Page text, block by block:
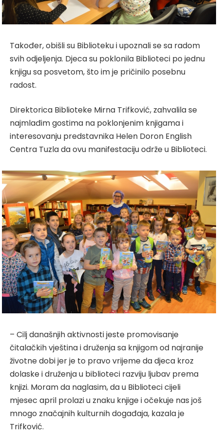
Također, obišli su Biblioteku i upoznali se sa radom
svih odjeljenja. Djeca su poklonila Biblioteci po jednu
knjigu sa posvetom, što im je pričinilo posebnu
radost.
Direktorica Biblioteke Mirna Trifković, zahvalila se
najmlađim gostima na poklonjenim knjigama i
interesovanju predstavnika Helen Doron English
Centra Tuzla da ovu manifestaciju održe u Biblioteci.
– Cilj današnjih aktivnosti jeste promovisanje
čitalačkih vještina i druženja sa knjigom od najranije
životne dobi jer je to pravo vrijeme da djeca kroz
dolaske i druženja u biblioteci razviju ljubav prema
knjizi. Moram da naglasim, da u Biblioteci cijeli
mjesec april prolazi u znaku knjige i očekuje nas još
mnogo značajnih kulturnih događaja, kazala je
Trifković.